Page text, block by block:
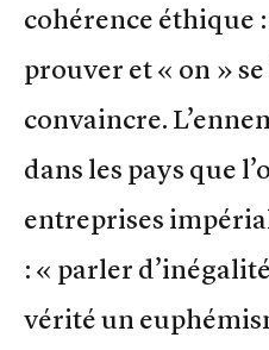
cohérence éthique :
prouver et « on »
convaincre.
dans les pays que
entreprises
: « parler
vérité un